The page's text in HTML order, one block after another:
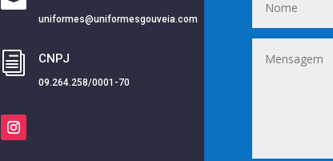
uniformes@uniformesgouveia.com
i CNPJ
09.264.258/0001-70